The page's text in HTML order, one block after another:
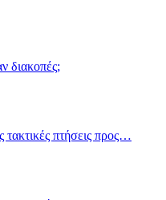
διακοπές;
πτήσεις προς…